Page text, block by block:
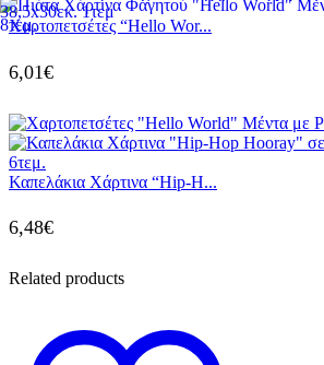
Χαρτοπετσέτες “Hello Wor...
6,01€
Καπελάκια Χάρτινα “Hip-H...
6,48€
Related products